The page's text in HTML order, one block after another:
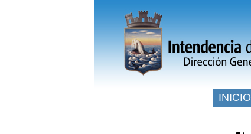
INICIO